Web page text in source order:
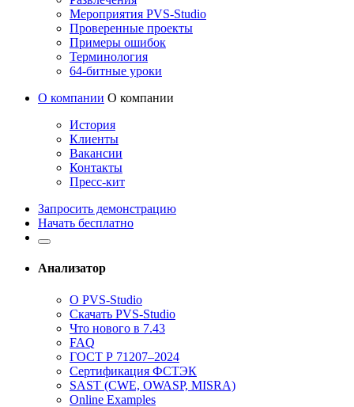
Мероприятия PVS-Studio
Проверенные проекты
Примеры ошибок
Терминология
64-битные уроки
О компании О компании
История
Клиенты
Вакансии
Контакты
Пресс-кит
Запросить демонстрацию
Начать бесплатно
Анализатор
О PVS-Studio
Скачать PVS-Studio
Что нового в 7.43
FAQ
ГОСТ Р 71207–2024
Сертификация ФСТЭК
SAST (CWE, OWASP, MISRA)
Online Examples